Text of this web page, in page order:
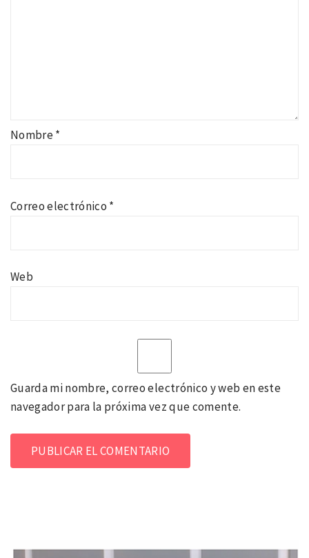
Nombre*
Correo electrónico *
Web
Guarda mi nombre, correo electrónico y web en este
navegador para la próxima vez que comente.